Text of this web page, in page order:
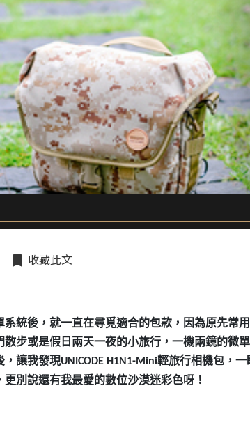
收藏此文
統後，就一直在尋覓適合的包款，因為原先常
步或是假日兩天一夜的小旅行，一機兩鏡的微
，讓我發現UNICODE H1N1-Mini輕旅行相機包，
別說還有我最愛的數位沙漠迷彩色呀！